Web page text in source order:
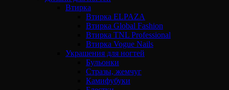
Втирка
Втирка ELPAZA
Втирка Global Fashion
Втирка TNL Professional
Втирка Vogue Nails
Украшения для ногтей
Бульонки
Стразы, жемчуг
Камифубуки